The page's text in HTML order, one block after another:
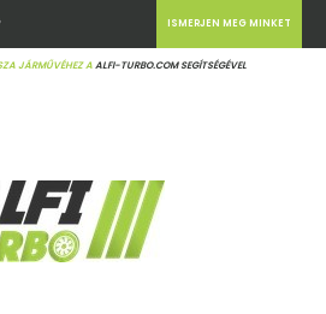
JÁRMŰVÉHEZ AALFI-TURBO.COM SEGÍTSÉGÉVEL
ISMERJEN MEG MINKET